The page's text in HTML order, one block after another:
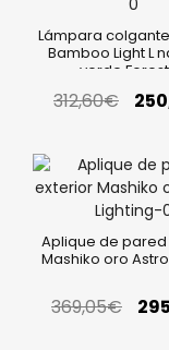
Lámpara
Bamboo Light L
verde
312,60€
Aplique de
Mashiko oro
369,05€